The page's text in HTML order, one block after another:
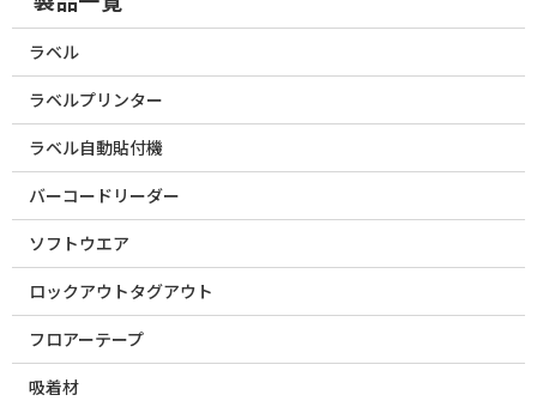
ラベル
ラベルプリンター
ラベル自動貼付機
バーコードリーダー
ソフトウエア
ロックアウトタグアウト
フロアーテープ
吸着材